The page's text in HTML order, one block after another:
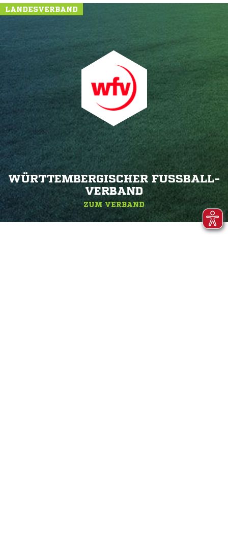
LANDESVERBAND
WÜRTTEMBERGISCHER FUSSBALL-V
ERBAND
ZUM VERBAND